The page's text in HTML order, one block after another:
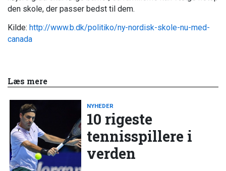
den skole, der passer bedst til dem.
Kilde: http://www.b.dk/politiko/ny-nordisk-skole-nu-med-
canada
Læs mere
NYHEDER
10 rigeste
tennisspillere i
verden